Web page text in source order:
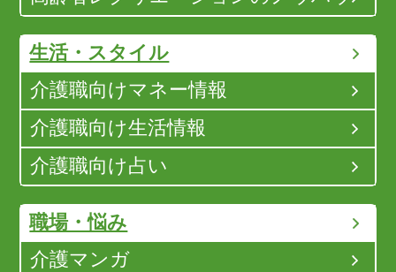
生活・スタイル
介護職向けマネー情報
介護職向け生活情報
介護職向け占い
職場・悩み
介護マンガ